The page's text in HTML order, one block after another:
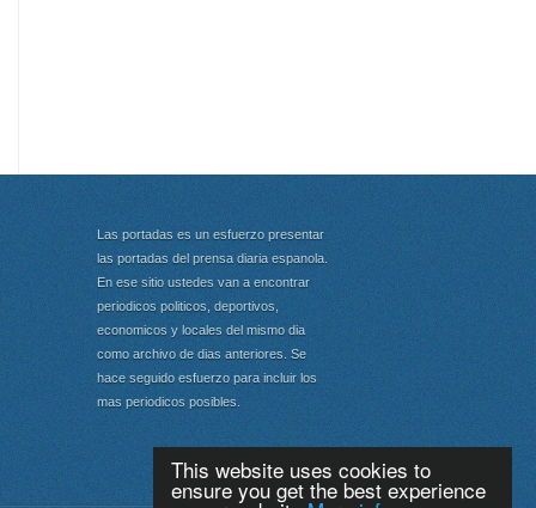
This website uses cookies to
ensure you get the best experience
Las portadas es un esfuerzo presentar
las portadas del prensa diaria espanola.
En ese sitio ustedes van a encontrar
periodicos politicos, deportivos,
economicos y locales del mismo dia
como archivo de dias anteriores. Se
hace seguido esfuerzo para incluir los
mas periodicos posibles.